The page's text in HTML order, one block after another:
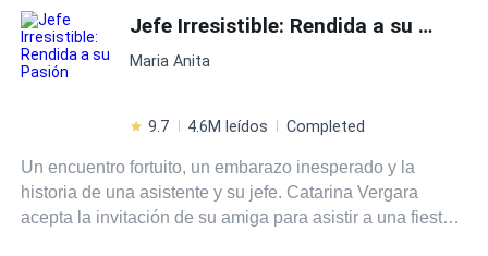
Jefe Irresistible: Rendida a su Pasión
Maria Anita
9.7 4.6M leídos Completed
Un encuentro fortuito, un embarazo inesperado y la
historia de una asistente y su jefe. Catarina Vergara
acepta la invitación de su amiga para asistir a una fiesta,